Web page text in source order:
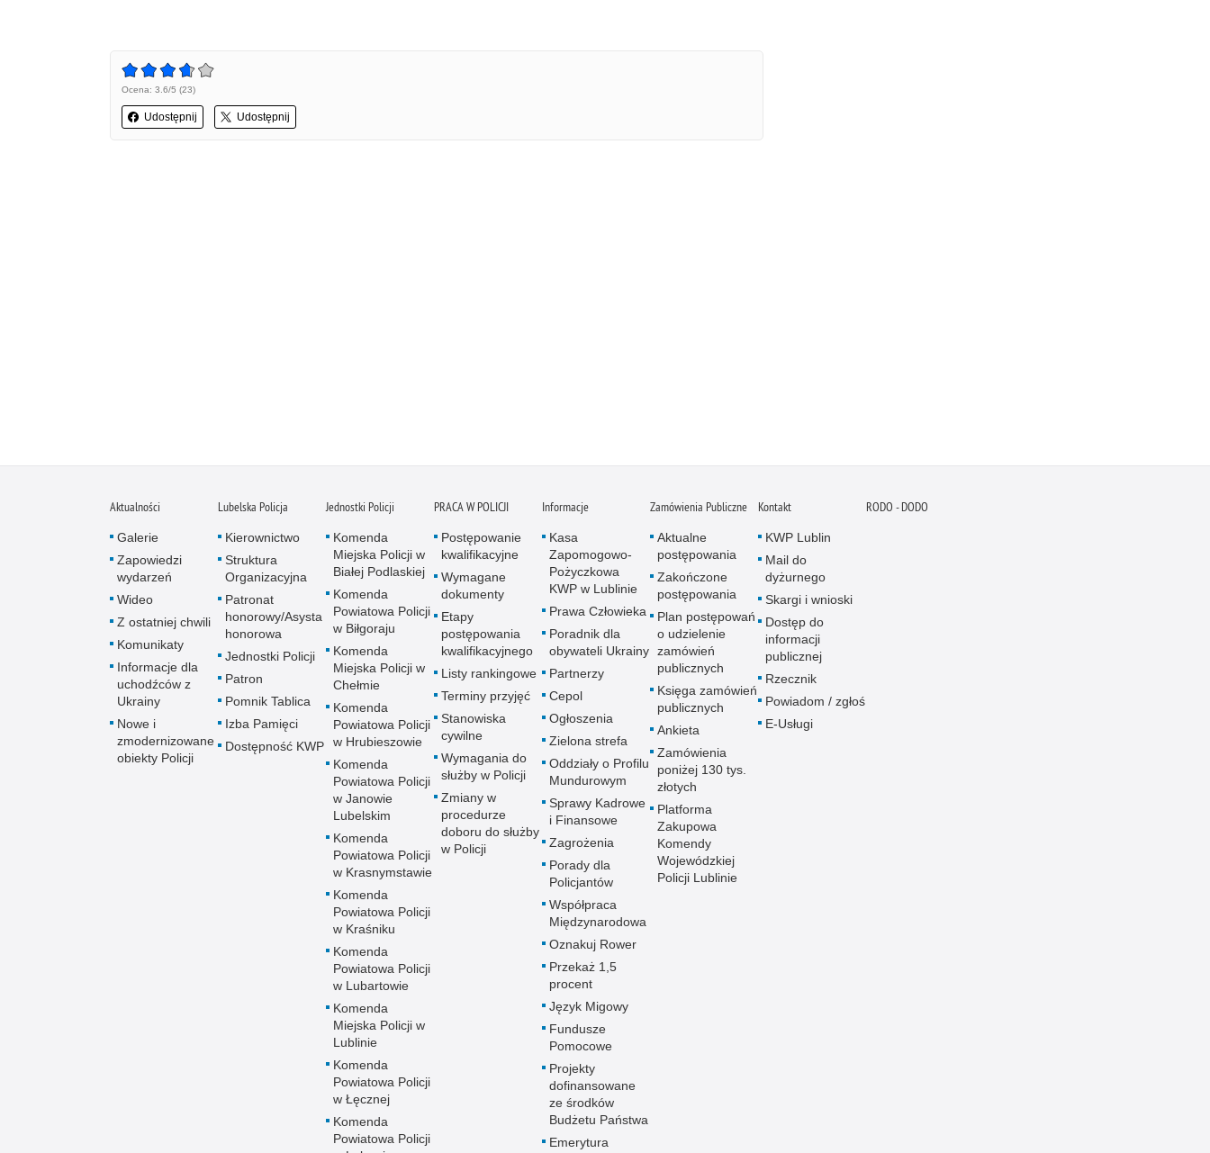
Ocena: 3.6/5 (23)
Udostępnij Udostępnij
Aktualności
Galerie
Zapowiedzi
wydarzeń
Wideo
Z ostatniej chwili
Komunikaty
Informacje dla
uchodźców z
Ukrainy
Nowe i
zmodernizowane
obiekty Policji
Lubelska Policja
Kierownictwo
Struktura
Organizacyjna
Patronat
honorowy/Asysta
honorowa
Jednostki Policji
Patron
Pomnik Tablica
Izba Pamięci
Dostępność KWP
Jednostki Policji
Komenda
Miejska Policji w
Białej Podlaskiej
Komenda
Powiatowa Policji
w Biłgoraju
Komenda
Miejska Policji w
Chełmie
Komenda
Powiatowa Policji
w Hrubieszowie
Komenda
Powiatowa Policji
w Janowie
Lubelskim
Komenda
Powiatowa Policji
w Krasnymstawie
Komenda
Powiatowa Policji
w Kraśniku
Komenda
Powiatowa Policji
w Lubartowie
Komenda
Miejska Policji w
Lublinie
Komenda
Powiatowa Policji
w Łęcznej
Komenda
Powiatowa Policji
PRACA W POLICJI
Postępowanie
kwalifikacyjne
Wymagane
dokumenty
Etapy
postępowania
kwalifikacyjnego
Listy rankingowe
Terminy przyjęć
Stanowiska
cywilne
Wymagania do
służby w Policji
Zmiany w
procedurze
doboru do służby
w Policji
Informacje
Kasa
Zapomogowo-
Pożyczkowa
KWP w Lublinie
Prawa Człowieka
Poradnik dla
obywateli Ukrainy
Partnerzy
Cepol
Ogłoszenia
Zielona strefa
Oddziały o Profilu
Mundurowym
Sprawy Kadrowe
i Finansowe
Zagrożenia
Porady dla
Policjantów
Współpraca
Międzynarodowa
Oznakuj Rower
Przekaż 1,5
procent
Język Migowy
Fundusze
Pomocowe
Projekty
dofinansowane
ze środków
Budżetu Państwa
Emerytura
Zamówienia Publiczne
Aktualne
postępowania
Zakończone
postępowania
Plan postępowań
o udzielenie
zamówień
publicznych
Księga zamówień
publicznych
Ankieta
Zamówienia
poniżej 130 tys.
złotych
Platforma
Zakupowa
Komendy
Wojewódzkiej
Policji Lublinie
Kontakt
KWP Lublin
Mail do
dyżurnego
Skargi i wnioski
Dostęp do
informacji
publicznej
Rzecznik
Powiadom / zgłoś
E-Usługi
RODO - DODO